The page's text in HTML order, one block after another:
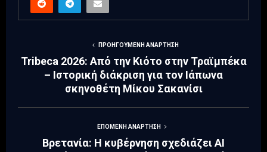
ΠΡΟΗΓΟΎΜΕΝΗ ΑΝΆΡΤΗΣΗ
Tribeca 2026: Από την Κιότο στην Τραϊμπέκα
– Ιστορική διάκριση για τον Ιάπωνα
σκηνοθέτη Μίκου Σακανίσι
ΕΠΌΜΕΝΗ ΑΝΆΡΤΗΣΗ
Βρετανία: Η κυβέρνηση σχεδιάζει AI